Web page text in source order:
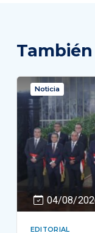
Noticia
04/08/
EDITORIAL